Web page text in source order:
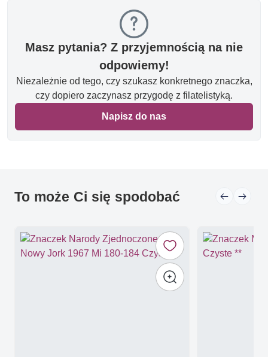
Masz pytania? Z przyjemnością na nie
odpowiemy!
Niezależnie od tego, czy szukasz konkretnego znaczka,
czy dopiero zaczynasz przygodę z filatelistyką.
Napisz do nas
To może Ci się spodobać